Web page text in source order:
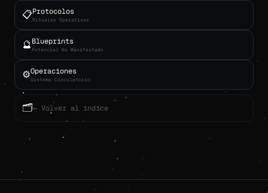
📋Protocolos
Rituales Operativos
🔮Blueprints
Potencial No Manifestado
⚙️Operaciones
Sistema Circulatorio
🗂← Volver al índice